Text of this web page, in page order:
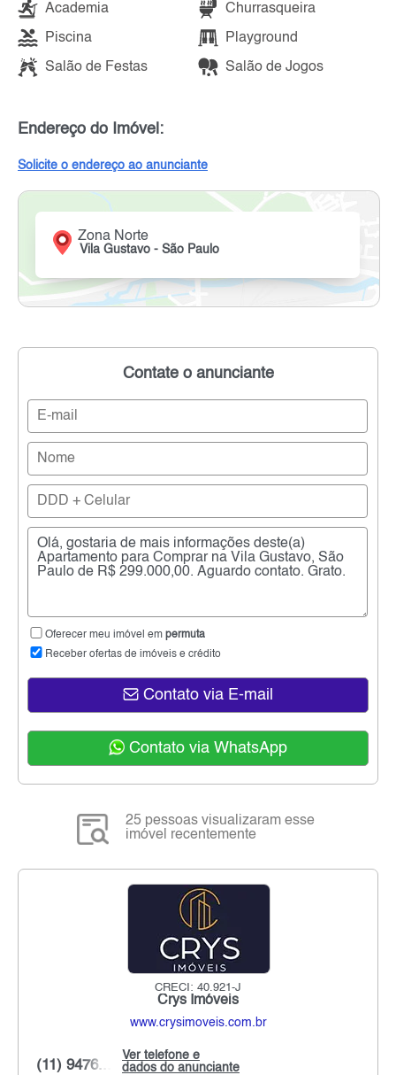
Academia Churrasqueira
Piscina Playground
Salão de Festas Salão de Jogos
Endereço do Imóvel:
Solicite o endereço ao anunciante
Zona Norte
Vila Gustavo - São Paulo
Contate o anunciante
Oferecer meu imóvel em permuta
Receber ofertas de imóveis e crédito
Contato via E-mail
Contato via WhatsApp
25 pessoas visualizaram esse
imóvel recentemente
CRECI: 40.921-J
Crys Imóveis
www.crysimoveis.com.br
Ver telefone e
dados do anunciante
(11) 9476...